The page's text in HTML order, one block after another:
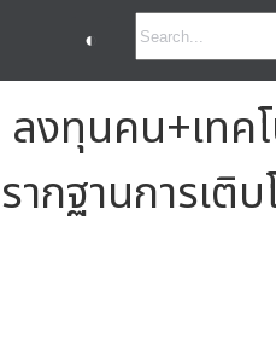
◐
งทุนคน+เทค
ฐานการเติบ